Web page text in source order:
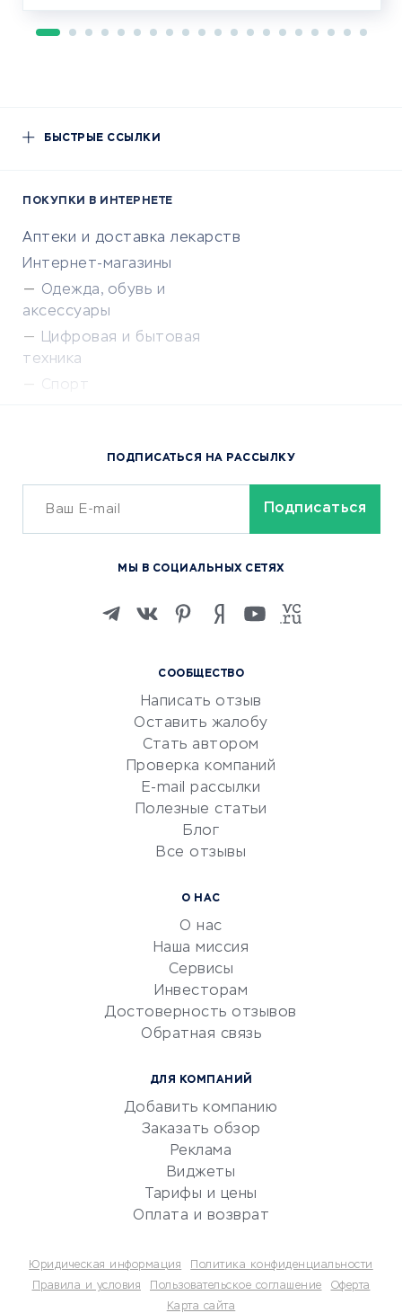
БЫСТРЫЕ ССЫЛКИ
ПОКУПКИ В ИНТЕРНЕТЕ
Аптеки и доставка лекарств
Интернет-магазины
Одежда, обувь и
аксессуары
Цифровая и бытовая
техника
Спорт
Сервисы доставки
ОБУЧЕНИЕ И РАБОТА
Изучение иностранных
Маркетинг и продажи
Репетиторство
Красота и здоровье
Сервисы по поиску работы
Сетевой маркетинг
УСЛУГИ ДЛЯ БИЗНЕСА
документооборот
Юридические компании
Бухгалтерия онлайн
Потребительские кредиты
СООБЩЕСТВО
Написать отзыв
Оставить жалобу
Стать автором
Проверка компаний
E-mail рассылки
Полезные статьи
Блог
Все отзывы
О НАС
О нас
Наша миссия
Сервисы
Инвесторам
Достоверность отзывов
Обратная связь
ДЛЯ КОМПАНИЙ
Добавить компанию
Заказать обзор
Реклама
Виджеты
Тарифы и цены
Оплата и возврат
ПОДПИСАТЬСЯ НА РАССЫЛКУ
МЫ В СОЦИАЛЬНЫХ СЕТЯХ
Юридическая информация
Политика конфиденциальности
Правила и условия
Пользовательское соглашение
Оферта
Карта сайта